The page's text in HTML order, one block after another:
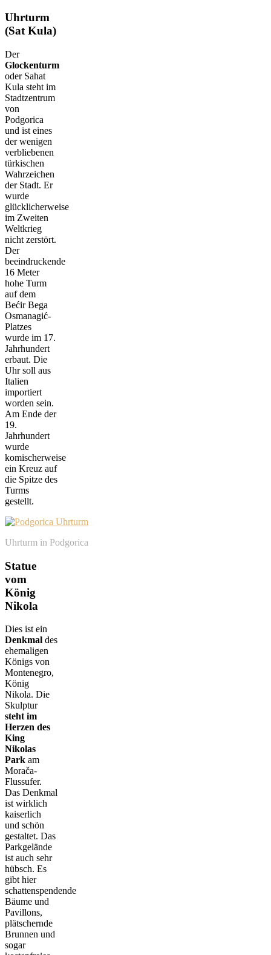
Uhrturm
(Sat Kula)
Der
Glockenturm
oder Sahat
Kula steht im
Stadtzentrum
von
Podgorica
und ist eines
der wenigen
verbliebenen
türkischen
Wahrzeichen
der Stadt. Er
wurde
glücklicherweise
im Zweiten
Weltkrieg
nicht zerstört.
Der
beeindruckende
16 Meter
hohe Turm
auf dem
Bećir Bega
Osmanagić-
Platzes
wurde im 17.
Jahrhundert
erbaut. Die
Uhr soll aus
Italien
importiert
worden sein.
Am Ende der
19.
Jahrhundert
wurde
komischerweise
ein Kreuz auf
die Spitze des
Turms
gestellt.
Uhrturm in Podgorica
Statue
vom
König
Nikola
Dies ist ein
Denkmal des
ehemaligen
Königs von
Montenegro,
König
Nikola. Die
Skulptur
steht im
Herzen des
King
Nikolas
Park am
Morača-
Flussufer.
Das Denkmal
ist wirklich
kaiserlich
und schön
gestaltet. Das
Parkgelände
ist auch sehr
hübsch. Es
gibt hier
schattenspendende
Bäume und
Pavillons,
plätschernde
Brunnen und
sogar